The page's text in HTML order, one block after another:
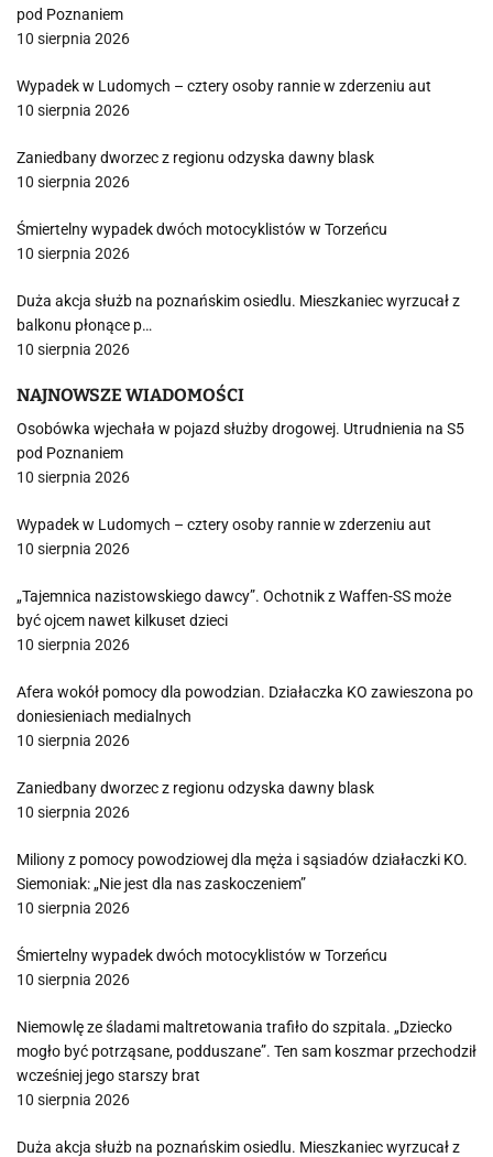
pod Poznaniem
10 sierpnia 2026
Wypadek w Ludomych – cztery osoby rannie w zderzeniu aut
10 sierpnia 2026
Zaniedbany dworzec z regionu odzyska dawny blask
10 sierpnia 2026
Śmiertelny wypadek dwóch motocyklistów w Torzeńcu
10 sierpnia 2026
Duża akcja służb na poznańskim osiedlu. Mieszkaniec wyrzucał z
balkonu płonące p…
10 sierpnia 2026
NAJNOWSZE WIADOMOŚCI
Osobówka wjechała w pojazd służby drogowej. Utrudnienia na S5
pod Poznaniem
10 sierpnia 2026
Wypadek w Ludomych – cztery osoby rannie w zderzeniu aut
10 sierpnia 2026
„Tajemnica nazistowskiego dawcy”. Ochotnik z Waffen-SS może
być ojcem nawet kilkuset dzieci
10 sierpnia 2026
Afera wokół pomocy dla powodzian. Działaczka KO zawieszona po
doniesieniach medialnych
10 sierpnia 2026
Zaniedbany dworzec z regionu odzyska dawny blask
10 sierpnia 2026
Miliony z pomocy powodziowej dla męża i sąsiadów działaczki KO.
Siemoniak: „Nie jest dla nas zaskoczeniem”
10 sierpnia 2026
Śmiertelny wypadek dwóch motocyklistów w Torzeńcu
10 sierpnia 2026
Niemowlę ze śladami maltretowania trafiło do szpitala. „Dziecko
mogło być potrząsane, podduszane”. Ten sam koszmar przechodził
wcześniej jego starszy brat
10 sierpnia 2026
Duża akcja służb na poznańskim osiedlu. Mieszkaniec wyrzucał z